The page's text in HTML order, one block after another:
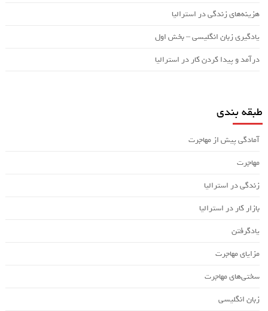
هزینه‌های زندگی در استرالیا
یادگیری زبان انگلیسی – بخش اول
درآمد و پیدا کردن کار در استرالیا
طبقه بندی
آمادگی پیش از مهاجرت
مهاجرت
زندگی در استرالیا
بازار کار در استرالیا
یادگرفتن
مزایای مهاجرت
سختی‌های مهاجرت
زبان انگلیسی